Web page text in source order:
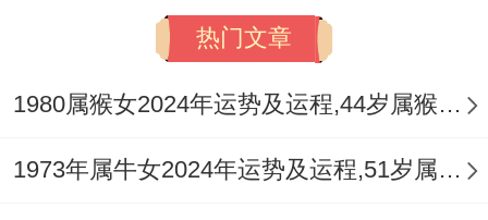
譬如属猴者佩戴祥安阁喜占龙福吊坠时搭配
尾数9得手机号。能当上“金生水”得流通格局
坦白说。
要我说啊，这在跨国贸易例子中已被验证可
热门文章
1980属猴女2024年运势及运程,44岁属猴人2024全年每月运势女性如何
1973年属牛女2024年运势及运程,51岁属牛人2024全年每月运势女性如何